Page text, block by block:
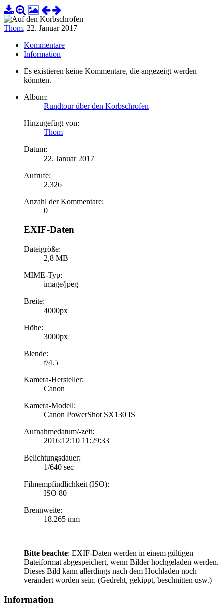
Thom, 22. Januar 2017
Kommentare
Information
Es existieren keine Kommentare, die angezeigt werden
könnten.
Album:
Rundtour über den Korbschrofen
Hinzugefügt von:
Thom
Datum:
22. Januar 2017
Aufrufe:
2.326
Anzahl der Kommentare:
0
EXIF-Daten
Dateigröße:
2,8 MB
MIME-Typ:
image/jpeg
Breite:
4000px
Höhe:
3000px
Blende:
f/4.5
Kamera-Hersteller:
Canon
Kamera-Modell:
Canon PowerShot SX130 IS
Aufnahmedatum/-zeit:
2016:12:10 11:29:33
Belichtungsdauer:
1/640 sec
Filmempfindlichkeit (ISO):
ISO 80
Brennweite:
18.265 mm
Bitte beachte: EXIF-Daten werden in einem gültigen
Dateiformat abgespeichert, wenn Bilder hochgeladen werden.
Dieses Bild kann allerdings nach dem Hochladen noch
verändert worden sein. (Gedreht, gekippt, beschnitten usw.)
Information